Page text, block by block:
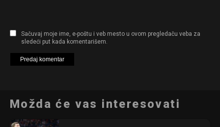
Sačuvaj moje ime, e-poštu i veb mesto u ovom pregledaču veba za
sledeći put kada komentarišem.
Možda će vas interesovati